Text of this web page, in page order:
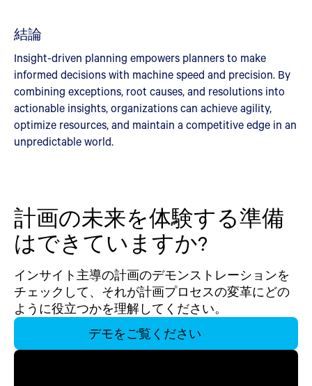
結論
Insight-driven planning empowers planners to make
informed decisions with machine speed and precision. By
combining exceptions, root causes, and resolutions into
actionable insights, organizations can achieve agility,
optimize resources, and maintain a competitive edge in an
unpredictable world.
計画の未来を体験する準備
はできていますか?
インサイト主導の計画のデモンストレーションを
チェックして、それが計画プロセスの変革にどの
ように役立つかを理解してください。
デモをご覧ください